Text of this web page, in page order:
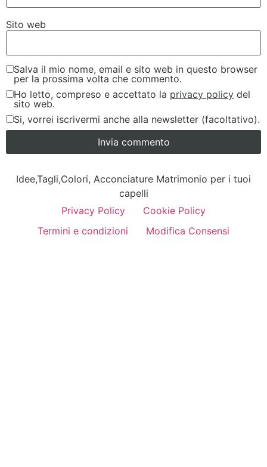
Sito web
Salva il mio nome, email e sito web in questo browser
per la prossima volta che commento.
Ho letto, compreso e accettato la privacy policy del
sito web.
Si, vorrei iscrivermi anche alla newsletter (facoltativo).
Idee,Tagli,Colori, Acconciature Matrimonio per i tuoi
capelli
Privacy Policy
Cookie Policy
Termini e condizioni
Modifica Consensi